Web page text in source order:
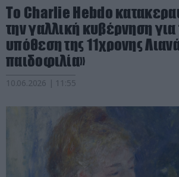
Το Charlie Hebdo
την γαλλική κυβέρνηση για
υπόθεση της 11χρονης
παιδοφιλία»
10.06.2026 | 11:55